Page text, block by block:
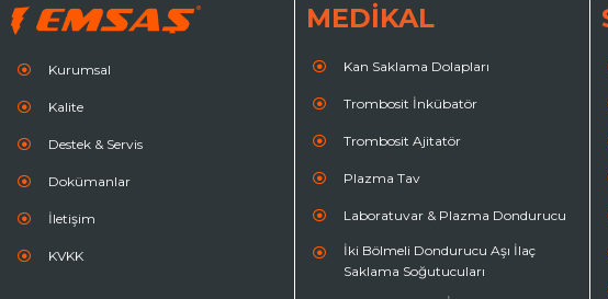
Kurumsal
Kalite
Destek & Servis
Dokümanlar
İletişim
KVKK
MEDİKAL
Kan Saklama Dolapları
Trombosit İnkübatör
Trombosit Ajitatör
Plazma Tav
Laboratuvar & Plazma Dondurucu
İki Bölmeli Dondurucu Aşı İlaç
Saklama Soğutucuları